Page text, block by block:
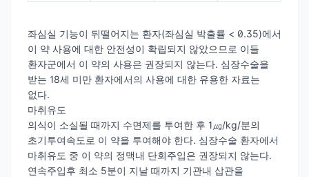
좌심실 기능이 뒤떨어지는 환자(좌심실 박출률 < 0.35)에서
이 약 사용에 대한 안전성이 확립되지 않았으므로 이들
환자군에서 이 약의 사용은 권장되지 않는다. 심장수술을
받는 18세 미만 환자에서의 사용에 대한 유용한 자료는
없다.
마취유도
의식이 소실될 때까지 수면제를 투여한 후 1㎍/kg/분의
초기투여속도로 이 약을 투여해야 한다. 심장수술 환자에서
마취유도 중 이 약의 정맥내 단회주입은 권장되지 않는다.
연속주입후 최소 5분이 지날 때까지 기관내 삽관을